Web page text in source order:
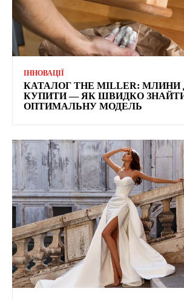
ІННОВАЦІЇ
КАТАЛОГ THE MILLER: МЛИНИ
КУПИТИ — ЯК ШВИДКО
ОПТИМАЛЬНУ МОДЕЛЬ